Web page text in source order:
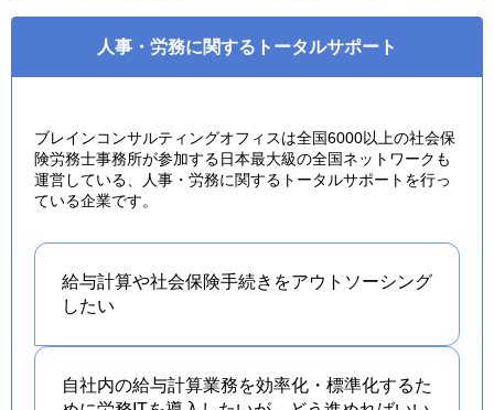
人事・労務に関するトータルサポート
ブレインコンサルティングオフィスは全国6000以上の社会保
険労務士事務所が参加する日本最大級の全国ネットワークも
運営している、人事・労務に関するトータルサポートを行っ
ている企業です。
給与計算や社会保険手続きをアウトソーシング
したい
自社内の給与計算業務を効率化・標準化するた